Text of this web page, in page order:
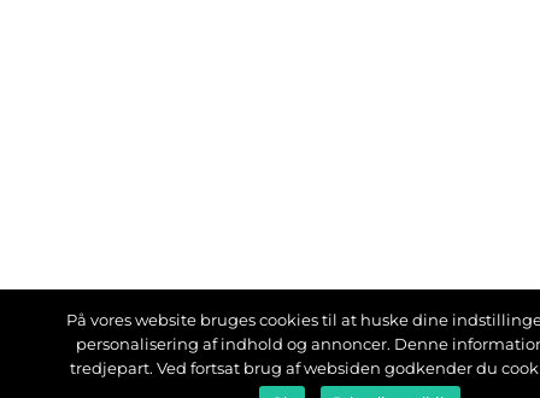
På vores website bruges cookies til at huske dine
personalisering af indhold og annoncer. Denne
tredjepart. Ved fortsat brug af websiden godkender du